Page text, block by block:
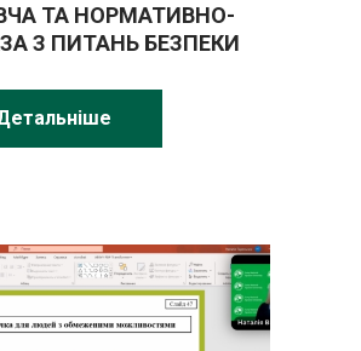
ТА НОРМАТИВНО-
З ПИТАНЬ БЕЗПЕКИ